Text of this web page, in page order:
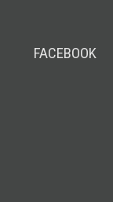
FACEBOOK